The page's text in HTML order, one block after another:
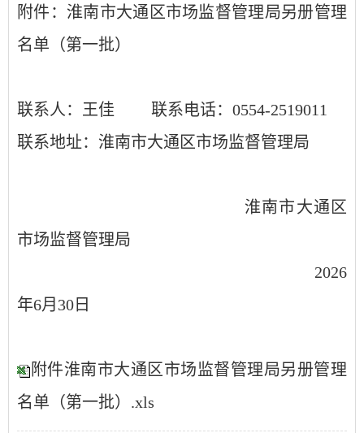
附件：淮南市大通区市场监督管理局另册管理
名单（第一批）
联系人：王佳 联系电话： 0554-2519011
联系地址：淮南市大通区市场监督管理局
淮南市大通区
市场监督管理局
2026
年6月 30 日
附件淮南市大通区市场监督管理局另册管理
名单（第一批）.xls